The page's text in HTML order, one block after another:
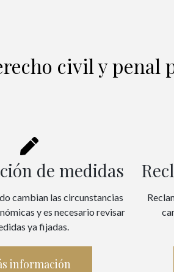
civil y penal
de medidas
cambian las circunstancias
y es necesario revisar
ya fijadas.
información